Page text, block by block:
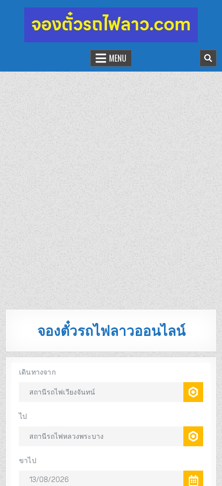
จองตั๋วรถไฟลาว-จีน
นั่งรถไฟเที่ยวประเทศลาว
MENU
จองตั๋วรถไฟลาวออนไลน์